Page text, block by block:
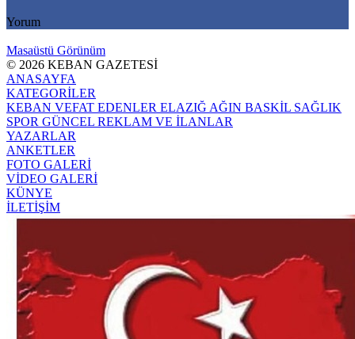
Yorum
Masaüstü Görünüm
© 2026 KEBAN GAZETESİ
ANASAYFA
KATEGORİLER
KEBAN VEFAT EDENLER ELAZIĞ AĞIN BASKİL SAĞLIK
SPOR GÜNCEL REKLAM VE İLANLAR
YAZARLAR
ANKETLER
FOTO GALERİ
VİDEO GALERİ
KÜNYE
İLETİŞİM